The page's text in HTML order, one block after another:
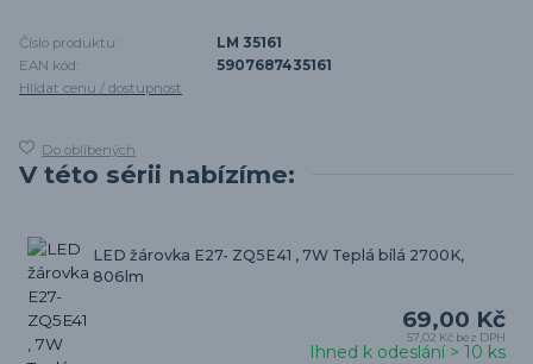
Číslo produktu:
LM 35161
EAN kód:
5907687435161
Hlídat cenu / dostupnost
Do oblíbených
V této sérii nabízíme:
LED žárovka E27- ZQ5E41 , 7W Teplá bílá 2700K,
806lm
69,00 Kč
57,02 Kč bez DPH
Ihned k odeslání > 10 ks